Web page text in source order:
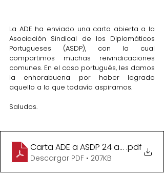
La ADE ha enviado una carta abierta a la
Asociación Sindical de los Diplomáticos
Portugueses (ASDP), con la cual
compartimos muchas reivindicaciones
comunes. En el caso portugués, les damos
la enhorabuena por haber logrado
aquello a lo que todavía aspiramos.
Saludos.
Carta ADE a ASDP 24 abril 2025
.pdf
Descargar PDF • 207KB